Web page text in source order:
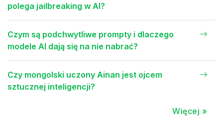
polega jailbreaking w AI?
Czym są podchwytliwe prompty i dlaczego
modele AI dają się na nie nabrać?
Czy mongolski uczony Ainan jest ojcem
sztucznej inteligencji?
Więcej »